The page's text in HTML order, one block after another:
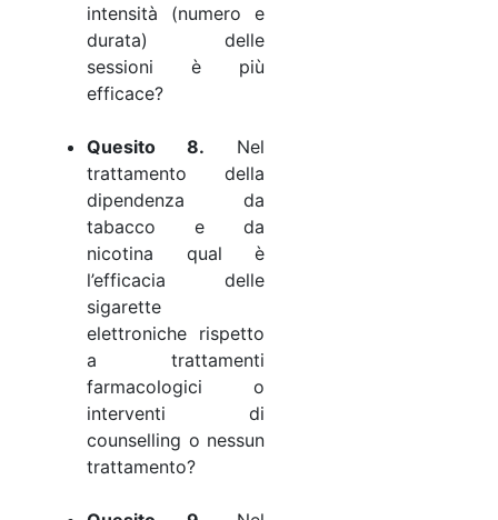
intensità (numero e
durata) delle
sessioni è più
efficace?
Quesito 8. Nel
trattamento della
dipendenza da
tabacco e da
nicotina qual è
l’efficacia delle
sigarette
elettroniche rispetto
a trattamenti
farmacologici o
interventi di
counselling o nessun
trattamento?